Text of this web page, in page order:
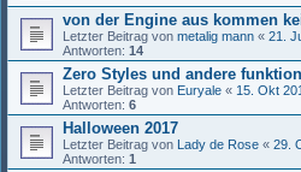
von der Engine aus kommen
Letzter Beitrag von metalig mann « 21.
Antworten: 14
Zero Styles und andere
Letzter Beitrag von Euryale « 15. Okt
Antworten: 6
Halloween 2017
Letzter Beitrag von Lady de Rose « 29.
Antworten: 1